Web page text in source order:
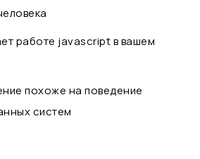
работе javascript в вашем
похоже на поведение
систем